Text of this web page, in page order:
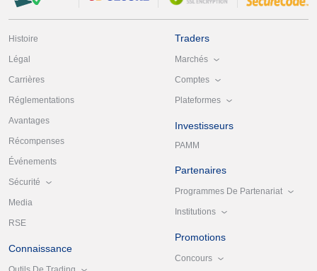
Histoire
Légal
Carrières
Réglementations
Avantages
Récompenses
Événements
Sécurité
Media
RSE
Connaissance
Traders
Marchés
Comptes
Plateformes
Investisseurs
PAMM
Partenaires
Programmes De Partenariat
Institutions
Promotions
Concours